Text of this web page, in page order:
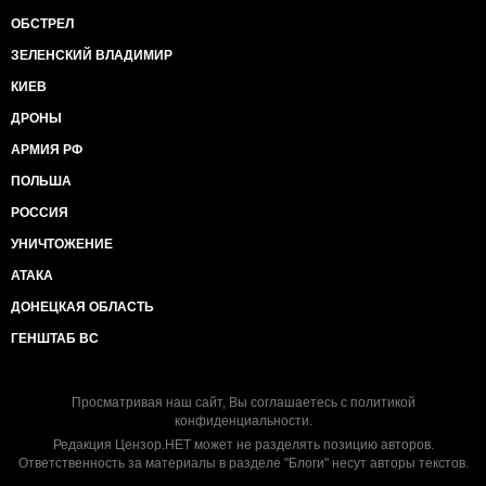
ОБСТРЕЛ
ЗЕЛЕНСКИЙ ВЛАДИМИР
КИЕВ
ДРОНЫ
АРМИЯ РФ
ПОЛЬША
РОССИЯ
УНИЧТОЖЕНИЕ
АТАКА
ДОНЕЦКАЯ ОБЛАСТЬ
ГЕНШТАБ ВС
Просматривая наш сайт, Вы соглашаетесь с политикой
конфиденциальности.
Редакция Цензор.НЕТ может не разделять позицию авторов.
Ответственность за материалы в разделе "Блоги" несут авторы текстов.